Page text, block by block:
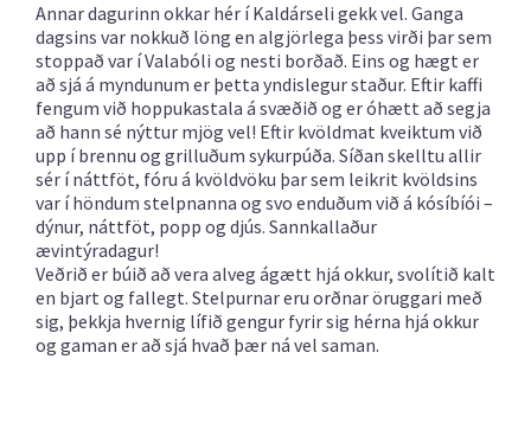
Annar dagurinn okkar hér í Kaldárseli gekk vel. Ganga
dagsins var nokkuð löng en algjörlega þess virði þar sem
stoppað var í Valabóli og nesti borðað. Eins og hægt er
að sjá á myndunum er þetta yndislegur staður. Eftir kaffi
fengum við hoppukastala á svæðið og er óhætt að segja
að hann sé nýttur mjög vel! Eftir kvöldmat kveiktum við
upp í brennu og grilluðum sykurpúða. Síðan skelltu allir
sér í náttföt, fóru á kvöldvöku þar sem leikrit kvöldsins
var í höndum stelpnanna og svo enduðum við á kósíbíói –
dýnur, náttföt, popp og djús. Sannkallaður
ævintýradagur!
Veðrið er búið að vera alveg ágætt hjá okkur, svolítið kalt
en bjart og fallegt. Stelpurnar eru orðnar öruggari með
sig, þekkja hvernig lífið gengur fyrir sig hérna hjá okkur
og gaman er að sjá hvað þær ná vel saman.